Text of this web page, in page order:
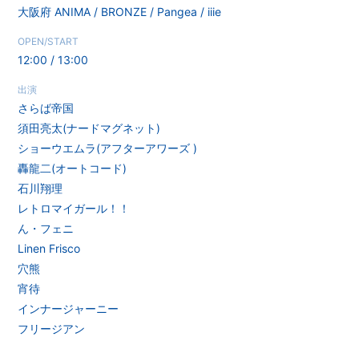
DISCOGRAPHY
無料会員登録 ログイン
大阪府ANIMA / BRONZE / Pangea / iiie
OPEN/START
12:00 / 13:00
出演
さらば帝国
須田亮太(ナードマグネット)
ショーウエムラ(アフターアワーズ )
轟龍二(オートコード)
石川翔理
レトロマイガール！！
ん・フェニ
Linen Frisco
穴熊
宵待
インナージャーニー
フリージアン